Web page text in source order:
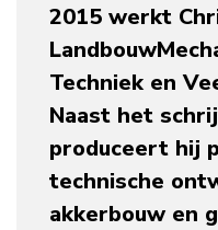
2015 werkt
Techniek en
Naast het
produceert hij
technische
akkerbouw en